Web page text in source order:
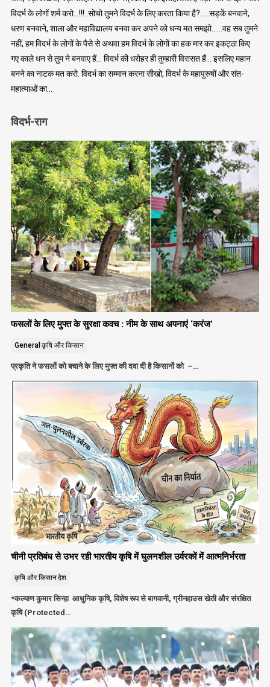
विदर्भ के लोगों शर्म करो…!!!..सोचो तुमने विदर्भ के लिए करता किया है?…..सड़कें बनवाने,
धरण बनवाने, शाला और महाविद्यालय बनवा कर अपने को धन्य मत समझो……वह सब तुमने
नहीं, हम विदर्भ के लोगों के पैसे से अथवा हम विदर्भ के लोगों का हक मार कर इकट्ठा किए
गए काले धन से तुम ने बनवाए हैं… विदर्भ की धरोहर ही तुम्हारी विरासत हैं… इसलिए महान
बनने का नाटक मत करो. विदर्भ का सम्मान करना सीखो, विदर्भ के महापुरुषों और संत-
महात्माओं का…
विदर्भ-राग
फसलों के लिए मुफ्त के सुरक्षा कवच : नीम के साथ अपनाएं ‘करंज’
General कृषि और किसान
प्रकृति ने फसलों को बचाने के लिए मुफ्त की दवा दी है किसानों को –…
चीनी प्रतिबंध से उभर रही भारतीय कृषि में घुलनशील उर्वरकों में आत्मनिर्भरता
कृषि और किसानदेश
*कल्याण कुमार सिन्हा आधुनिक कृषि, विशेष रूप से बागवानी, ग्रीनहाउस खेती और संरक्षित
कृषि (Protected…